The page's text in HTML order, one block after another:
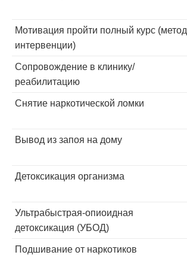
Мотивация пройти полный курс (метод
интервенции)
Сопровождение в клинику/
реабилитацию
Снятие наркотической ломки
Вывод из запоя на дому
Детоксикация организма
Ультрабыстрая-опиоидная
детоксикация (УБОД)
Подшивание от наркотиков